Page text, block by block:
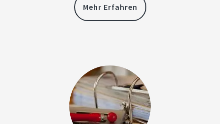
Mehr Erfahren